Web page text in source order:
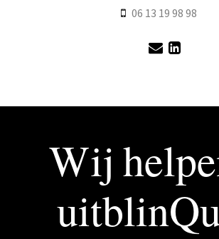
06 13 19 98 98
Wij